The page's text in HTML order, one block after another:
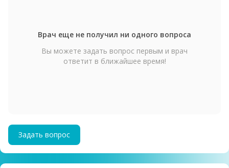
Врач еще не получил ни одного вопроса
Вы можете задать вопрос первым и врач
ответит в ближайшее время!
Задать вопрос